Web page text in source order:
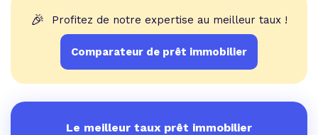
🎉 Profitez de notre expertise au meilleur taux !
Comparateur de prêt immobilier
Le meilleur taux prêt immobilier